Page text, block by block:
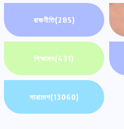
রাজনীতি(285)
শিক্ষাঙ্গন(431)
সারাদেশ(13060)